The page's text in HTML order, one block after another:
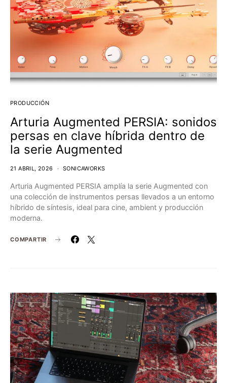
PRODUCCIÓN
Arturia Augmented PERSIA: sonidos
persas en clave híbrida dentro de
la serie Augmented
21 ABRIL, 2026 SONICAWORKS
Arturia Augmented PERSIA amplía la serie Augmented con
una colección de instrumentos persas llevados a un entorno
híbrido de síntesis, ideal para cine, ambient y producción
moderna.
COMPARTIR